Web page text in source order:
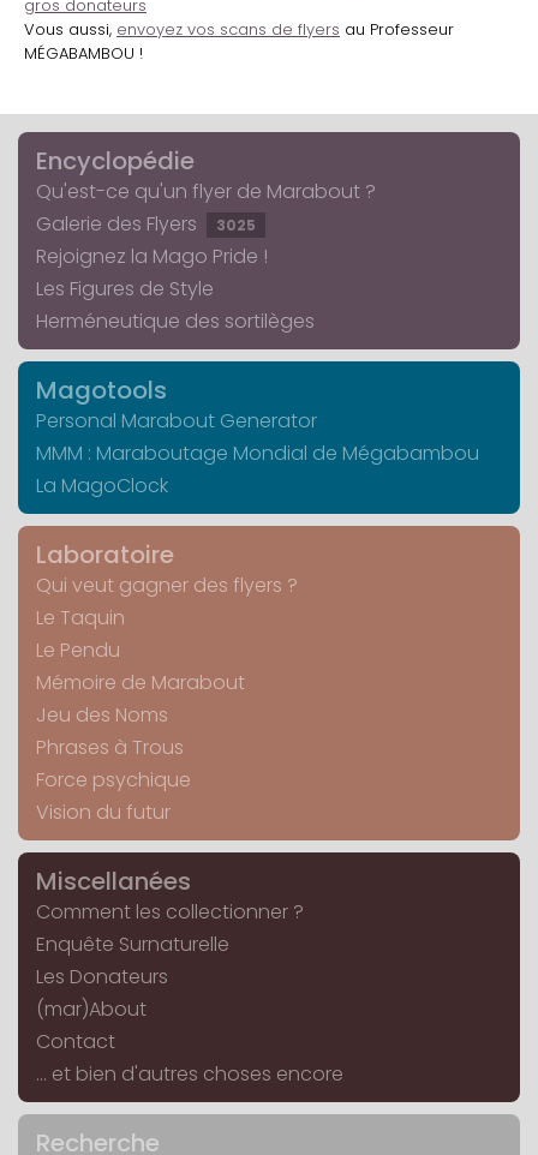
gros donateurs
Vous aussi, envoyez vos scans de flyers au Professeur
MÉGABAMBOU !
Encyclopédie
Qu'est-ce qu'un flyer de Marabout ?
Galerie des Flyers
3025
Rejoignez la Mago Pride !
Les Figures de Style
Herméneutique des sortilèges
Magotools
Personal Marabout Generator
MMM : Maraboutage Mondial de Mégabambou
La MagoClock
Laboratoire
Qui veut gagner des flyers ?
Le Taquin
Le Pendu
Mémoire de Marabout
Jeu des Noms
Phrases à Trous
Force psychique
Vision du futur
Miscellanées
Comment les collectionner ?
Enquête Surnaturelle
Les Donateurs
(mar)About
Contact
... et bien d'autres choses encore
Recherche